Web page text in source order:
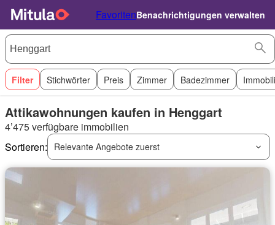
FavoritenBenachrichtigungen verwalten
Filter Stichwörter Preis Zimmer Badezimmer
Attikawohnungen kaufen in Henggart
4’475 verfügbare immobilien
Sortieren:
Relevante Angebote zuerst